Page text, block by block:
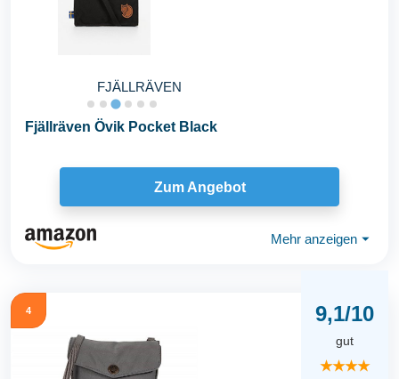
FJÄLLRÄVEN
Fjällräven Övik Pocket Black
Zum Angebot
Mehr anzeigen ⏷
4 9,1/10
gut
★★★★